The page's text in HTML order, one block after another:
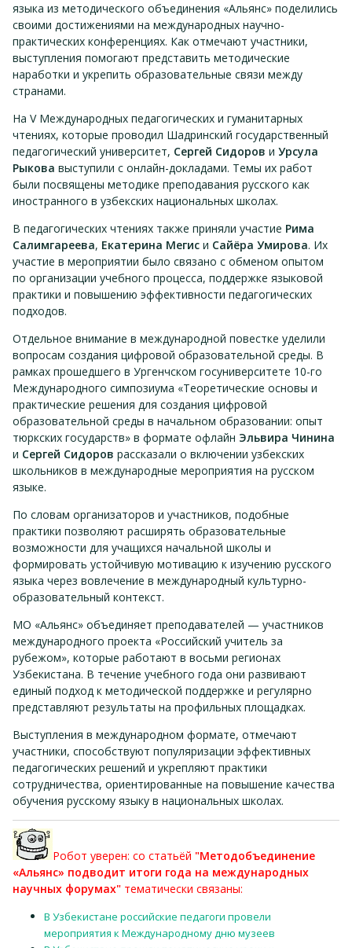
языка из методического объединения «Альянс» поделились
своими достижениями на международных научно-
практических конференциях. Как отмечают участники,
выступления помогают представить методические
наработки и укрепить образовательные связи между
странами.
На V Международных педагогических и гуманитарных
чтениях, которые проводил Шадринский государственный
педагогический университет, Сергей Сидоров и Урсула
Рыкова выступили с онлайн-докладами. Темы их работ
были посвящены методике преподавания русского как
иностранного в узбекских национальных школах.
В педагогических чтениях также приняли участие Рима
Салимгареева, Екатерина Мегис и Сайёра Умирова. Их
участие в мероприятии было связано с обменом опытом
по организации учебного процесса, поддержке языковой
практики и повышению эффективности педагогических
подходов.
Отдельное внимание в международной повестке уделили
вопросам создания цифровой образовательной среды. В
рамках прошедшего в Ургенчском госуниверситете 10-го
Международного симпозиума «Теоретические основы и
практические решения для создания цифровой
образовательной среды в начальном образовании: опыт
тюркских государств» в формате офлайн Эльвира Чинина
и Сергей Сидоров рассказали о включении узбекских
школьников в международные мероприятия на русском
языке.
По словам организаторов и участников, подобные
практики позволяют расширять образовательные
возможности для учащихся начальной школы и
формировать устойчивую мотивацию к изучению русского
языка через вовлечение в международный культурно-
образовательный контекст.
МО «Альянс» объединяет преподавателей — участников
международного проекта «Российский учитель за
рубежом», которые работают в восьми регионах
Узбекистана. В течение учебного года они развивают
единый подход к методической поддержке и регулярно
представляют результаты на профильных площадках.
Выступления в международном формате, отмечают
участники, способствуют популяризации эффективных
педагогических решений и укрепляют практики
сотрудничества, ориентированные на повышение качества
обучения русскому языку в национальных школах.
Робот уверен: со статьёй "Методобъединение
«Альянс» подводит итоги года на международных
научных форумах" тематически связаны:
В Узбекистане российские педагоги провели
мероприятия к Международному дню музеев